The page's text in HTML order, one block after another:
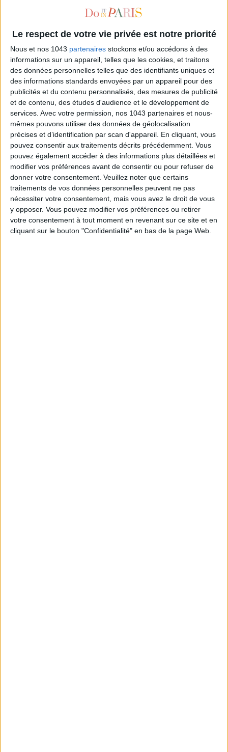
Le respect de votre vie privée est notre priorité
Nous et nos 1043 partenaires stockons et/ou accédons à des
informations sur un appareil, telles que les cookies, et traitons
des données personnelles telles que des identifiants uniques et
des informations standards envoyées par un appareil pour des
publicités et du contenu personnalisés, des mesures de publicité
et de contenu, des études d'audience et le développement de
services. Avec votre permission, nos 1043 partenaires et nous-
mêmes pouvons utiliser des données de géolocalisation
précises et d’identification par scan d'appareil. En cliquant, vous
pouvez consentir aux traitements décrits précédemment. Vous
pouvez également accéder à des informations plus détaillées et
modifier vos préférences avant de consentir ou pour refuser de
donner votre consentement. Veuillez noter que certains
traitements de vos données personnelles peuvent ne pas
nécessiter votre consentement, mais vous avez le droit de vous
y opposer. Vous pouvez modifier vos préférences ou retirer
votre consentement à tout moment en revenant sur ce site et en
cliquant sur le bouton "Confidentialité" en bas de la page Web.
The Healthy Book, Editions Solar, sortie le 6 octobre 2016.
KARLIE, KLOSS, JARED LETO, ASHTON
KUTCHER, QUI EST LE MEILLEUR ÉLÈVE
YOGI?
Ashton Kutcher! Il est musclé, mange sain et prend soin de
son corps. Il a énormément de volonté, quand il veut quelque
chose, il y arrive. Il a vraie une force mentale, c’est ce qui
manque à beaucoup de gens.